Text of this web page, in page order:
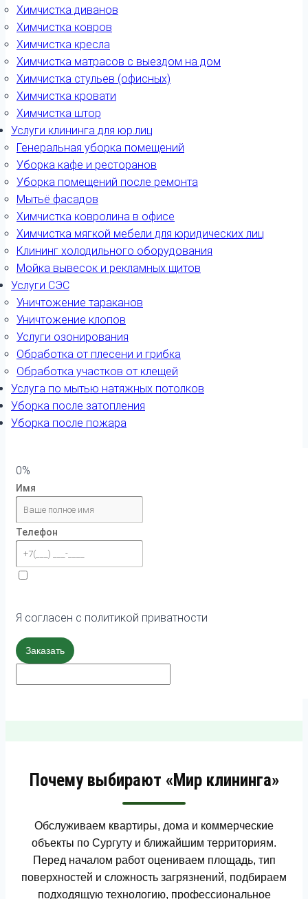
Химчистка диванов
Химчистка ковров
Химчистка кресла
Химчистка матрасов с выездом на дом
Химчистка стульев (офисных)
Химчистка кровати
Химчистка штор
Услуги клининга для юр.лиц
Генеральная уборка помещений
Уборка кафе и ресторанов
Уборка помещений после ремонта
Мытьё фасадов
Химчистка ковролина в офисе
Химчистка мягкой мебели для юридических лиц
Клининг холодильного оборудования
Мойка вывесок и рекламных щитов
Услуги СЭС
Уничтожение тараканов
Уничтожение клопов
Услуги озонирования
Обработка от плесени и грибка
Обработка участков от клещей
Услуга по мытью натяжных потолков
Уборка после затопления
Уборка после пожара
0%
Имя
Телефон
Я согласен с политикой приватности
Заказать
Почему выбирают «Мир клининга»
Обслуживаем квартиры, дома и коммерческие
объекты по Сургуту и ближайшим территориям.
Перед началом работ оцениваем площадь, тип
поверхностей и сложность загрязнений, подбираем
подходящую технологию, профессиональное